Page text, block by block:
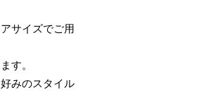
サイズでご用
す。
みのスタイル